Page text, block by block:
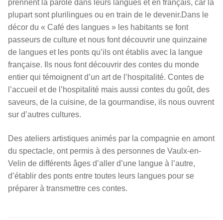
prennent la parole dans leurs langues et en français, car la
plupart sont plurilingues ou en train de le devenir.Dans le
décor du « Café des langues » les habitants se font
passeurs de culture et nous font découvrir une quinzaine
de langues et les ponts qu’ils ont établis avec la langue
française. Ils nous font découvrir des contes du monde
entier qui témoignent d’un art de l’hospitalité. Contes de
l’accueil et de l’hospitalité mais aussi contes du goût, des
saveurs, de la cuisine, de la gourmandise, ils nous ouvrent
sur d’autres cultures.
Des ateliers artistiques animés par la compagnie en amont
du spectacle, ont permis à des personnes de Vaulx-en-
Velin de différents âges d’aller d’une langue à l’autre,
d’établir des ponts entre toutes leurs langues pour se
préparer à transmettre ces contes.